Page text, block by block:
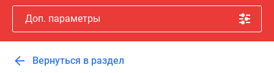
Новостройки
Подмосковья
Новостройки
Москвы
Доп. параметры
Вернуться в раздел